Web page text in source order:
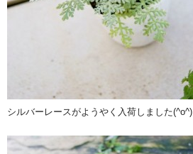
シルバーレースがようやく入荷しました(^o^)